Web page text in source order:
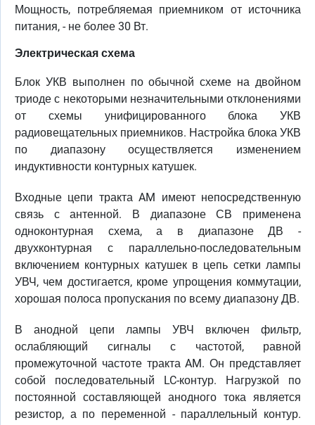
Мощность, потребляемая приемником от источника
питания, - не более 30 Вт.
Электрическая схема
Блок УКВ выполнен по обычной схеме на двойном
триоде с некоторыми незначительными отклонениями
от схемы унифицированного блока УКВ
радиовещательных приемников. Настройка блока УКВ
по диапазону осуществляется изменением
индуктивности контурных катушек.
Входные цепи тракта AM имеют непосредственную
связь с антенной. В диапазоне СВ применена
одноконтурная схема, а в диапазоне ДВ -
двухконтурная с параллельно-последовательным
включением контурных катушек в цепь сетки лампы
УВЧ, чем достигается, кроме упрощения коммутации,
хорошая полоса пропускания по всему диапазону ДВ.
В анодной цепи лампы УВЧ включен фильтр,
ослабляющий сигналы с частотой, равной
промежуточной частоте тракта AM. Он представляет
собой последовательный LC-контур. Нагрузкой по
постоянной составляющей анодного тока является
резистор, а по переменной - параллельный контур.